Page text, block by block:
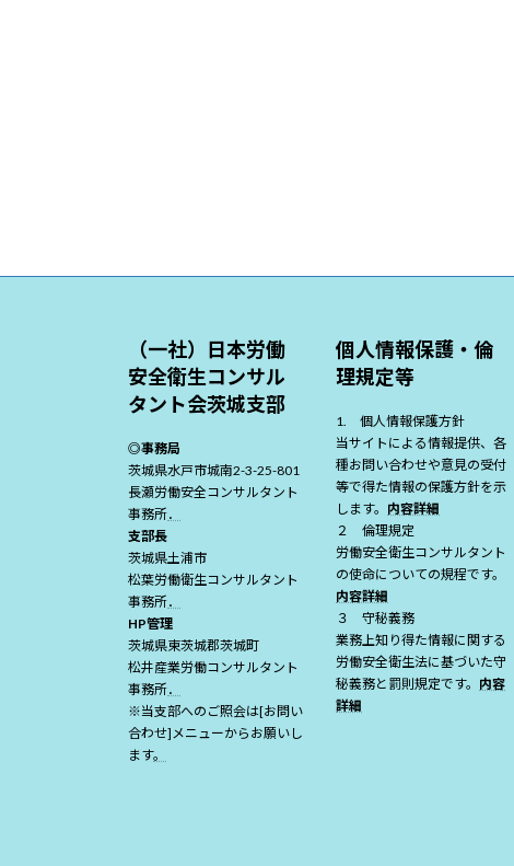
（一社）日本労働
安全衛生コンサル
タント会茨城支部
◎事務局
茨城県水戸市城南2-3-25-801
長瀬労働安全コンサルタント
事務所．
支部長
茨城県土浦市
松葉労働衛生コンサルタント
事務所．
HP管理
茨城県東茨城郡茨城町
松井産業労働コンサルタント
事務所．
※当支部へのご照会は[お問い
合わせ]メニューからお願いし
ます。
個人情報保護・倫
理規定等
1. 個人情報保護方針
当サイトによる情報提供、各
種お問い合わせや意見の受付
等で得た情報の保護方針を示
します。 内容詳細
２ 倫理規定
労働安全衛生コンサルタント
の使命についての規程です。
内容詳細
３ 守秘義務
業務上知り得た情報に関する
労働安全衛生法に基づいた守
秘義務と罰則規定です。 内容
詳細